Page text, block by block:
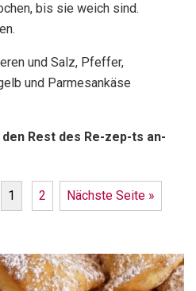
bis sie weich sind.
und Salz, Pfeffer,
und Parmesankäse
Rest des Re-zep-ts an-
1 2 Nächste Seite »